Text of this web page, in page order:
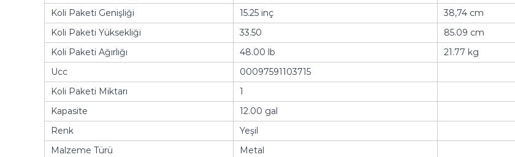
Koli Paketi Genişliği
15.25 inç
38,74 cm
Koli Paketi Yüksekliği
33.50
85.09 cm
Koli Paketi Ağırlığı
48.00 lb
21.77 kg
Ucc
00097591103715
Koli Paketi Miktarı
1
Kapasite
12.00 gal
Renk
Yeşil
Malzeme Türü
Metal